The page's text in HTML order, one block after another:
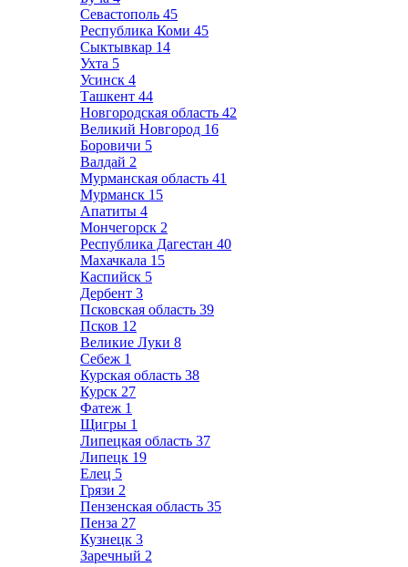
Севастополь 45
Республика Коми 45
Сыктывкар 14
Ухта 5
Усинск 4
Ташкент 44
Новгородская область 42
Великий Новгород 16
Боровичи 5
Валдай 2
Мурманская область 41
Мурманск 15
Апатиты 4
Мончегорск 2
Республика Дагестан 40
Махачкала 15
Каспийск 5
Дербент 3
Псковская область 39
Псков 12
Великие Луки 8
Себеж 1
Курская область 38
Курск 27
Фатеж 1
Щигры 1
Липецкая область 37
Липецк 19
Елец 5
Грязи 2
Пензенская область 35
Пенза 27
Кузнецк 3
Заречный 2